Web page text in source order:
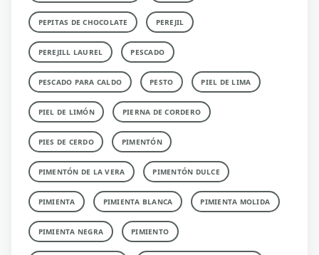
PEPITAS DE CHOCOLATE PEREJIL
PEREJILL LAUREL PESCADO
PESCADO PARA CALDO PESTO PIEL DE LIMA
PIEL DE LIMÓN PIERNA DE CORDERO
PIES DE CERDO PIMENTÓN
PIMENTÓN DE LA VERA PIMENTÓN DULCE
PIMIENTA PIMIENTA BLANCA PIMIENTA MOLIDA
PIMIENTA NEGRA PIMIENTO